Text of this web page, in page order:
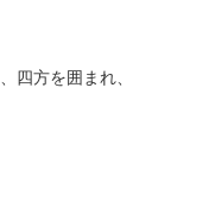
四方を囲まれ、